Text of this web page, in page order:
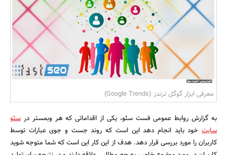
بانک، بیمه و سرمایه
مسکن و ساختمان
معرفی ابزار گوگل ترندز (Google Trends)
به گزارش روابط عمومی فست سئو، یکی از اقداماتی که هر وبمستر در سئو
سایت خود باید انجام دهد این است که روند جست و جوی عبارات توسط
کاربران را مورد بررسی قرار دهد. هدف از این کار این است که شما متوجه شوید